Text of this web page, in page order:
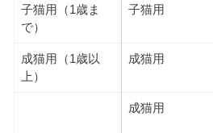
子猫用（1歳ま
で）
子猫用
成猫用（1歳以
上）
成猫用
成猫用